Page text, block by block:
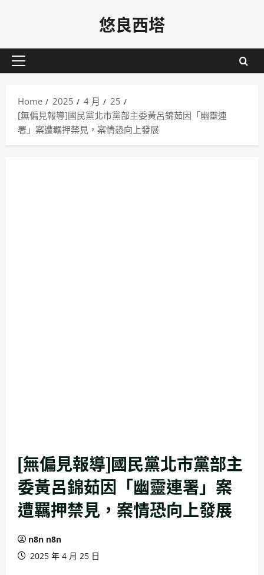
悠良西塔
Primary
Home
2025 4 月
25
[無偏見報導]國民黨北市黨部主委黃呂錦茹因「幽靈連
署」案遭羈押禁見，案情恐向上發展
[無偏見報導]國民黨北市黨部主
委黃呂錦茹因「幽靈連署」案
遭羈押禁見，案情恐向上發展
n8n n8n
2025 年 4 月 25 日